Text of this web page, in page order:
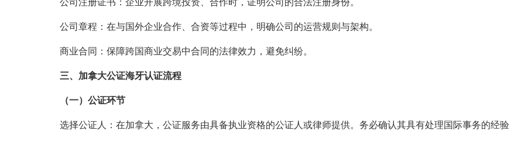
公司章程：在与国外企业合作、合资等过程中，明确公司的运营规则与架构。
商业合同：保障跨国商业交易中合同的法律效力，避免纠纷。
三、加拿大公证海牙认证流程
（一）公证环节
选择公证人：在加拿大，公证服务由具备执业资格的公证人或律师提供。务必确认其具有处理国际事务的经验